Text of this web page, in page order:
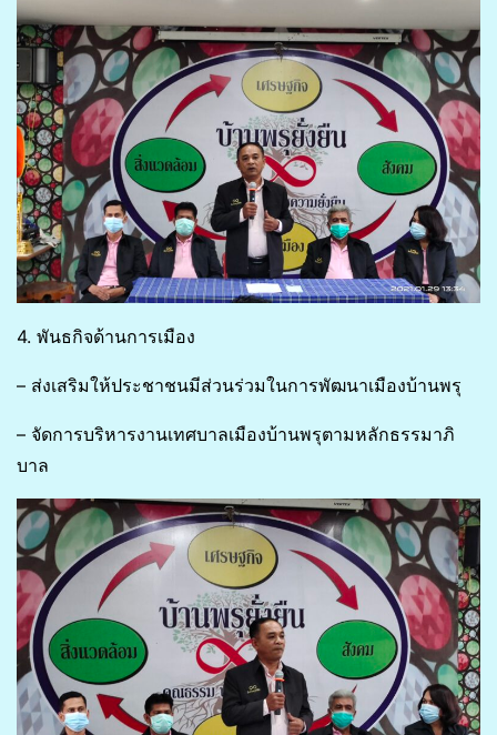
4. พันธกิจด้านการเมือง
– ส่งเสริมให้ประชาชนมีส่วนร่วมในการพัฒนาเมืองบ้านพรุ
– จัดการบริหารงานเทศบาลเมืองบ้านพรุตามหลักธรรมาภิ
บาล